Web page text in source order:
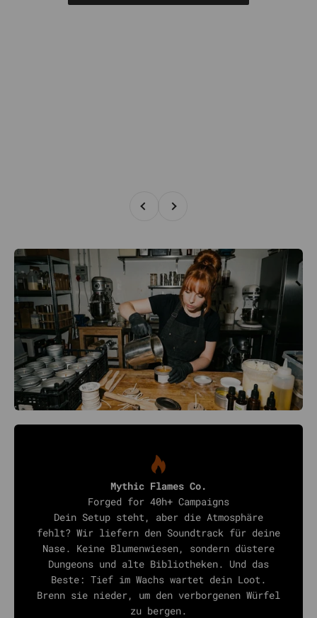
Zurück Vor
Mythic Flames Co.
Forged for 40h+ Campaigns
Dein Setup steht, aber die Atmosphäre
fehlt? Wir liefern den Soundtrack für deine
Nase. Keine Blumenwiesen, sondern düstere
Dungeons und alte Bibliotheken. Und das
Beste: Tief im Wachs wartet dein Loot.
Brenn sie nieder, um den verborgenen Würfel
zu bergen.